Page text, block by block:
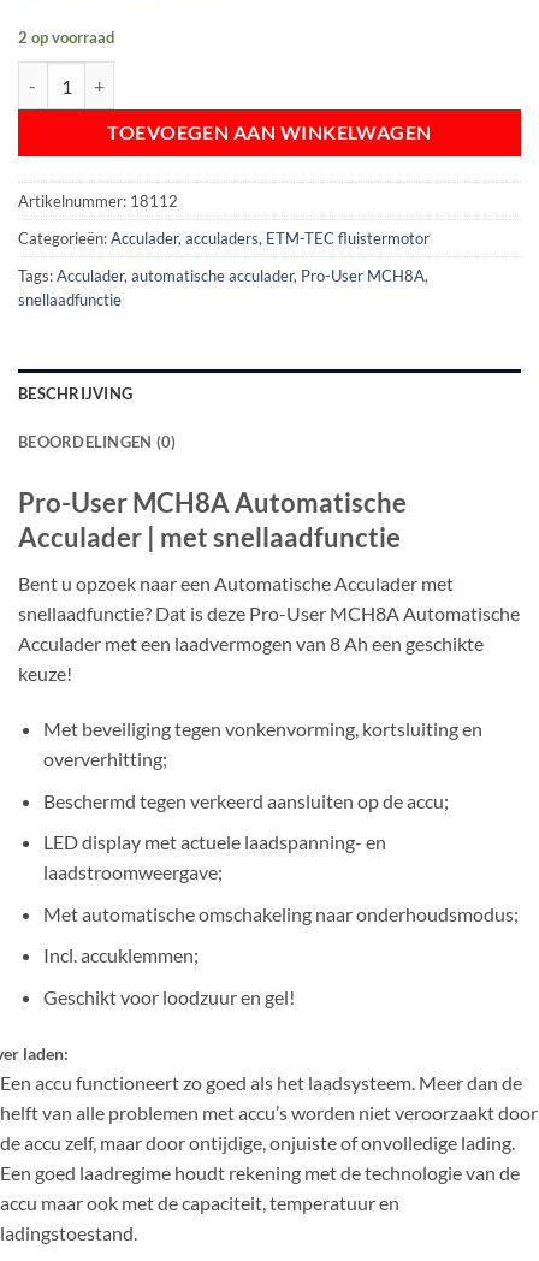
2 op voorraad
TOEVOEGEN AAN WINKELWAGEN
Artikelnummer: 18112
Categorieën:Acculader,acculaders, ETM-TEC fluistermotor
Tags:Acculader,automatische acculader, Pro-User MCH8A,
snellaadfunctie
BESCHRIJVING
BEOORDELINGEN (0)
Pro-User MCH8A Automatische
Acculader | met snellaadfunctie
Bent u opzoek naar een Automatische Acculader met
snellaadfunctie? Dat is deze Pro-User MCH8A Automatische
Acculader met een laadvermogen van 8 Ah een geschikte
keuze!
Met beveiliging tegen vonkenvorming, kortsluiting en
oververhitting;
Beschermd tegen verkeerd aansluiten op de accu;
LED display met actuele laadspanning- en
laadstroomweergave;
Met automatische omschakeling naar onderhoudsmodus;
Incl. accuklemmen;
Geschikt voor loodzuur en gel!
laden:
Een accu functioneert zo goed als het laadsysteem. Meer dan de
helft van alle problemen met accu’s worden niet veroorzaakt door
de accu zelf, maar door ontijdige, onjuiste of onvolledige lading.
Een goed laadregime houdt rekening met de technologie van de
accu maar ook met de capaciteit, temperatuur en
ladingstoestand.